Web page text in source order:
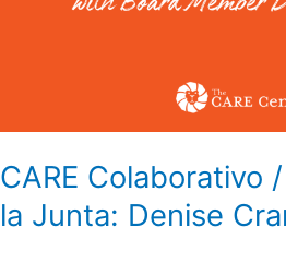
CARE Colaborativo
la Junta: Denise